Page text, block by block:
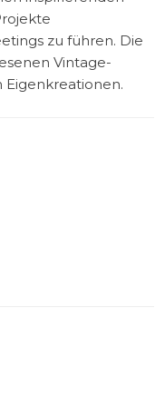
zu führen. Die
Vintage-